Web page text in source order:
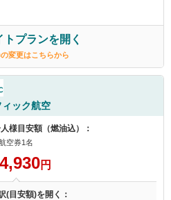
トプランを開く
変更はこちらから
ック航空
様目安額（燃油込）：
空券1名
円
(目安額)を開く：